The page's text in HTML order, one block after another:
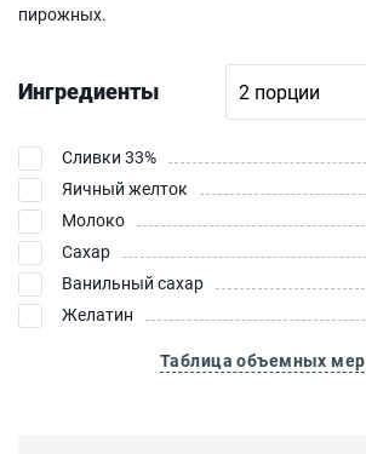
пирожных.
Ингредиенты
Сливки 33%
Яичный желток
Молоко
Сахар
Ванильный сахар
Желатин
Таблица объемных мер